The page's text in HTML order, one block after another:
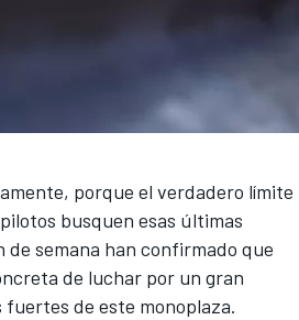
porque el verdadero límite
busquen esas últimas
de semana han confirmado que
de luchar por un gran
de este monoplaza.